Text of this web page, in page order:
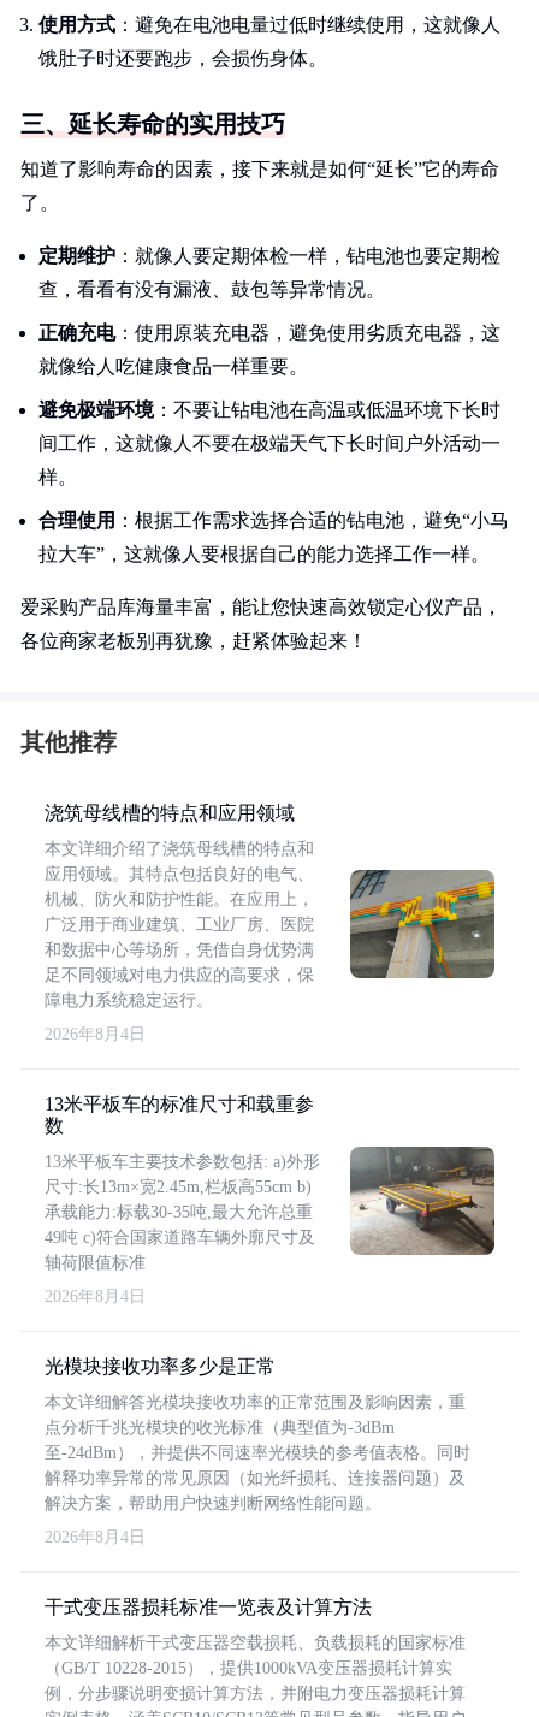
使用方式 ：避免在电池电量过低时继续使用，这就像人
饿肚子时还要跑步，会损伤身体。
三、延长寿命的实用技巧
知道了影响寿命的因素，接下来就是如何“延长”它的寿命
了。
定期维护 ：就像人要定期体检一样，钻电池也要定期检
查，看看有没有漏液、鼓包等异常情况。
正确充电：使用原装充电器，避免使用劣质充电器，这
就像给人吃健康食品一样重要。
避免极端环境：不要让钻电池在高温或低温环境下长时
间工作，这就像人不要在极端天气下长时间户外活动一
样。
合理使用 ：根据工作需求选择合适的钻电池，避免“小马
拉大车”，这就像人要根据自己的能力选择工作一样。
爱采购产品库海量丰富，能让您快速高效锁定心仪产品，
各位商家老板别再犹豫，赶紧体验起来！
其他推荐
浇筑母线槽的特点和应用领域
本文详细介绍了浇筑母线槽的特点和
应用领域。其特点包括良好的电气、
机械、防火和防护性能。在应用上，
广泛用于商业建筑、工业厂房、医院
和数据中心等场所，凭借自身优势满
足不同领域对电力供应的高要求，保
障电力系统稳定运行。
2026年8月4日
13米平板车的标准尺寸和载重参
数
13米平板车主要技术参数包括: a)外形
尺寸:长13m×宽2.45m,栏板高55cm b)
承载能力:标载30-35吨,最大允许总重
49吨 c)符合国家道路车辆外廓尺寸及
轴荷限值标准
2026年8月4日
光模块接收功率多少是正常
本文详细解答光模块接收功率的正常范围及影响因素，重
点分析千兆光模块的收光标准（典型值为-3dBm
至-24dBm），并提供不同速率光模块的参考值表格。同时
解释功率异常的常见原因（如光纤损耗、连接器问题）及
解决方案，帮助用户快速判断网络性能问题。
2026年8月4日
干式变压器损耗标准一览表及计算方法
本文详细解析干式变压器空载损耗、负载损耗的国家标准
（GB/T 10228-2015），提供1000kVA变压器损耗计算实
例，分步骤说明变损计算方法，并附电力变压器损耗计算